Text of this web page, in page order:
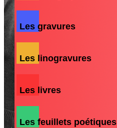
Les gravures
Les linogravures
Les livres
Les feuillets poétiques